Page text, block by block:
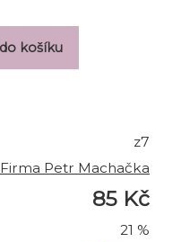
z7
Firma Petr Machačka
85 Kč
21 %